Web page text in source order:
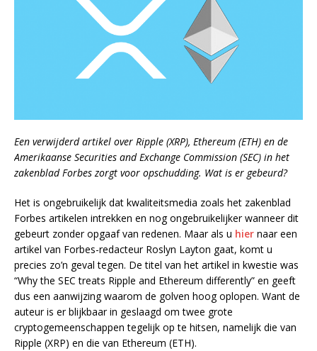
Een verwijderd artikel over Ripple (XRP), Ethereum (ETH) en de
Amerikaanse Securities and Exchange Commission (SEC) in het
zakenblad Forbes zorgt voor opschudding. Wat is er gebeurd?
Het is ongebruikelijk dat kwaliteitsmedia zoals het zakenblad
Forbes artikelen intrekken en nog ongebruikelijker wanneer dit
gebeurt zonder opgaaf van redenen. Maar als u hier naar een
artikel van Forbes-redacteur Roslyn Layton gaat, komt u
precies zo’n geval tegen. De titel van het artikel in kwestie was
“Why the SEC treats Ripple and Ethereum differently” en geeft
dus een aanwijzing waarom de golven hoog oplopen. Want de
auteur is er blijkbaar in geslaagd om twee grote
cryptogemeenschappen tegelijk op te hitsen, namelijk die van
Ripple (XRP) en die van Ethereum (ETH).